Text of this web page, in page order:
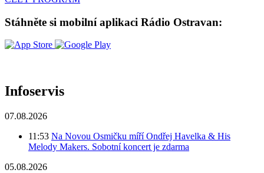
Stáhněte si mobilní aplikaci Rádio Ostravan:
Infoservis
07.08.2026
11:53 Na Novou Osmičku míří Ondřej Havelka & His
Melody Makers. Sobotní koncert je zdarma
05.08.2026